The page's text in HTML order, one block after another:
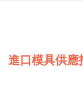
進口模具供應